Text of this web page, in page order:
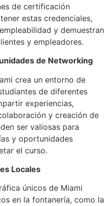
de certificación
estas credenciales,
y demuestran
y empleadores.
de Networking
crea un entorno de
de diferentes
experiencias,
y creación de
ser valiosas para
y oportunidades
el curso.
Locales
únicos de Miami
en la fontanería, como la